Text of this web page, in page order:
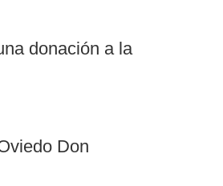
donación a la
Don